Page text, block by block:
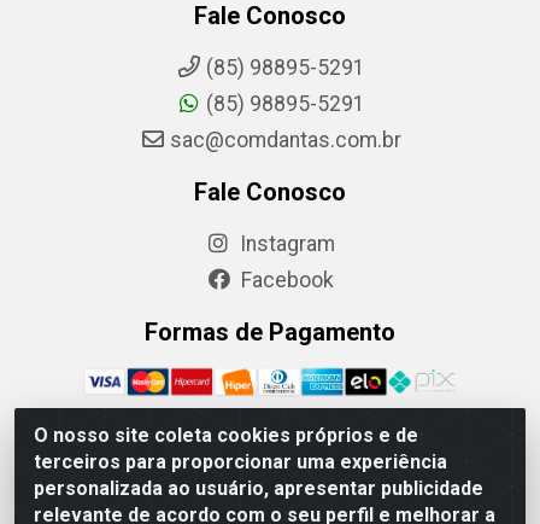
O nosso site coleta cookies próprios e de
terceiros para proporcionar uma experiência
personalizada ao usuário, apresentar publicidade
relevante de acordo com o seu perfil e melhorar a
Fale Conosco
(85) 98895-5291
(85) 98895-5291
sac@comdantas.com.br
Fale Conosco
Instagram
Facebook
Formas de Pagamento
Rafael & Dantas LTDA - Rua Floriano Peixoto, 137- Centro,
CEP: 60025-130 | CNPJ: 02.884.314/0001-20